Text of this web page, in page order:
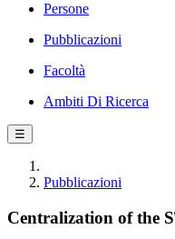
Persone
Pubblicazioni
Facoltà
Ambiti Di Ricerca
☰
Pubblicazioni
Centralization of the